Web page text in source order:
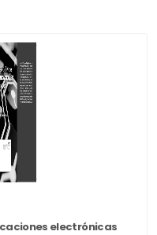
electrónicas